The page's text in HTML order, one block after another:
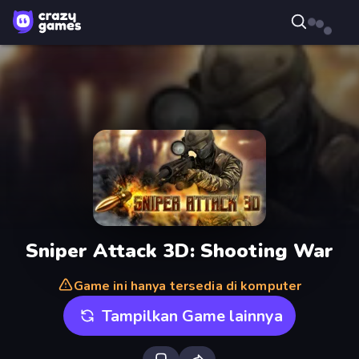
Sniper Attack 3D: Shooting War
Game ini hanya tersedia di komputer
Tampilkan Game lainnya